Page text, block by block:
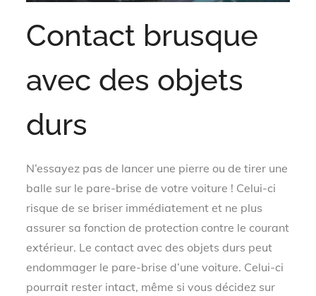
Contact brusque
avec des objets
durs
N’essayez pas de lancer une pierre ou de tirer une
balle sur le pare-brise de votre voiture ! Celui-ci
risque de se briser immédiatement et ne plus
assurer sa fonction de protection contre le courant
extérieur. Le contact avec des objets durs peut
endommager le pare-brise d’une voiture. Celui-ci
pourrait rester intact, même si vous décidez sur